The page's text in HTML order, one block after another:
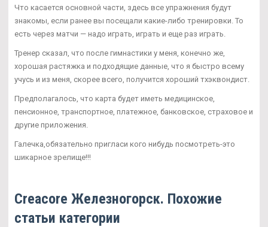
Что касается основной части, здесь все упражнения будут
знакомы, если ранее вы посещали какие-либо тренировки. То
есть через матчи — надо играть, играть и еще раз играть.
Тренер сказал, что после гимнастики у меня, конечно же,
хорошая растяжка и подходящие данные, что я быстро всему
учусь и из меня, скорее всего, получится хороший тхэквондист.
Предполагалось, что карта будет иметь медицинское,
пенсионное, транспортное, платежное, банковское, страховое и
другие приложения.
Галечка,обязательно пригласи кого нибудь посмотреть-это
шикарное зрелище!!!
Creacore Железногорск. Похожие
статьи категории